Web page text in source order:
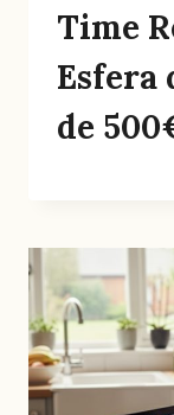
Time
Esfera
de